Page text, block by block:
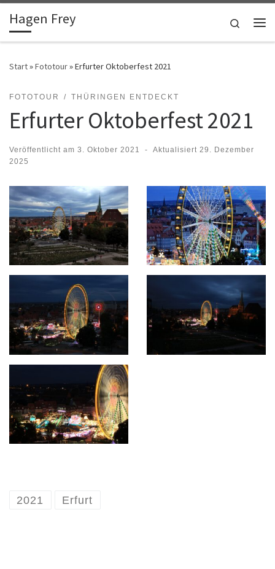
Zum Inhalt springen
Hagen Frey
Search
Start»Fototour»Erfurter Oktoberfest 2021
FOTOTOUR THÜRINGEN ENTDECKT
Erfurter Oktoberfest 2021
Veröffentlicht am 3. Oktober 2021 - Aktualisiert 29. Dezember
2025
2021 Erfurt